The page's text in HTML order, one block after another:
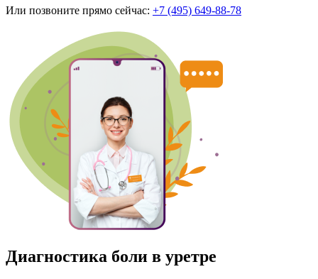
Или позвоните прямо сейчас: +7 (495) 649-88-78
Диагностика боли в уретре